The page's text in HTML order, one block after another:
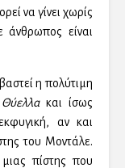
να γίνει χωρίς
άνθρωπος είναι
η πολύτιμη
Θύελλακαι ίσως
αν και
του Μοντάλε.
πίστης που